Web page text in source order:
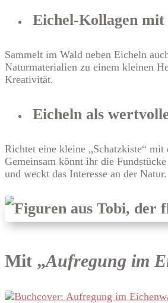
Eichel-Kollagen
Sammelt im Wald neben Eicheln
Naturmaterialien zu einem kleinen
Kreativität.
Eicheln als
Richtet eine kleine „Schatzkiste“ mit
Gemeinsam könnt ihr die
und weckt das Interesse an der Natur.
Mit „Aufregung im